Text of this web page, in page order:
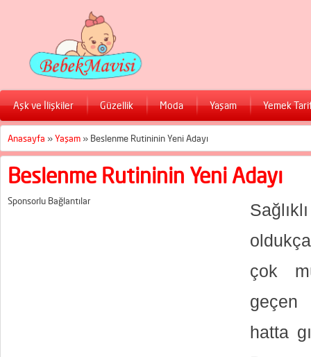
Aşk ve İlişkiler Güzellik Moda Yaşam Yemek
Anasayfa »Yaşam » Beslenme Rutininin Yeni Adayı
Beslenme Rutininin Yeni Adayı
Sponsorlu Bağlantılar
çok
hatta